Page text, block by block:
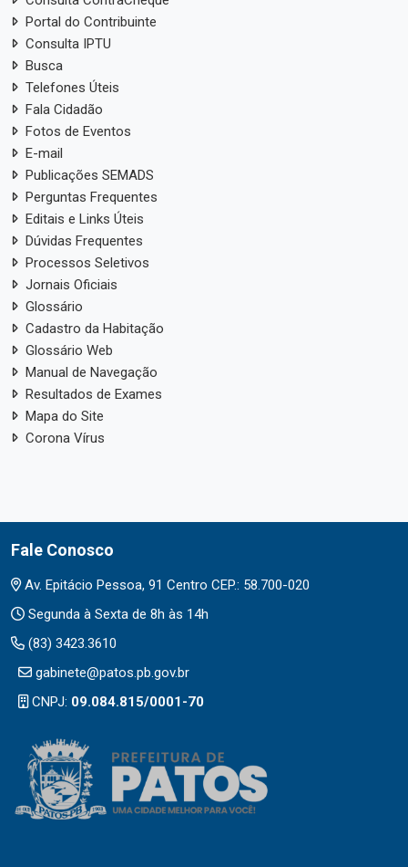
Portal do Contribuinte
Consulta IPTU
Busca
Telefones Úteis
Fala Cidadão
Fotos de Eventos
E-mail
Publicações SEMADS
Perguntas Frequentes
Editais e Links Úteis
Dúvidas Frequentes
Processos Seletivos
Jornais Oficiais
Glossário
Cadastro da Habitação
Glossário Web
Manual de Navegação
Resultados de Exames
Mapa do Site
Corona Vírus
Fale Conosco
Av. Epitácio Pessoa, 91 Centro CEP.: 58.700-020
Segunda à Sexta de 8h às 14h
(83) 3423.3610
gabinete@patos.pb.gov.br
CNPJ: 09.084.815/0001-70